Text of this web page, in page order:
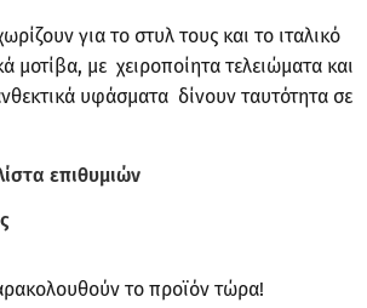
για το στυλ τους και το ιταλικό
μοτίβα, με χειροποίητα τελειώματα και
υφάσματα δίνουν ταυτότητα σε
επιθυμιών
το προϊόν τώρα!